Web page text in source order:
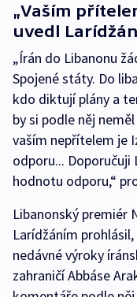
„Vaším
uvedl
„Írán do Libanonu
Spojené státy. Do
kdo diktují plány a
by si podle něj
vaším nepřítelem je
odporu... Doporučuji
hodnotu odporu,“
Libanonský premiér
Larídžáním
nedávné výroky
zahraničí Abbáse